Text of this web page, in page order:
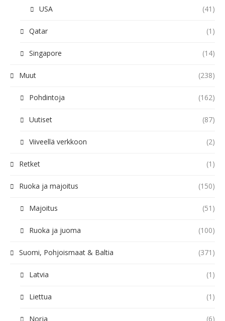
USA (41)
Qatar (1)
Singapore (14)
Muut (238)
Pohdintoja (162)
Uutiset (87)
Viiveellä verkkoon (2)
Retket (1)
Ruoka ja majoitus (150)
Majoitus (51)
Ruoka ja juoma (100)
Suomi, Pohjoismaat & Baltia (371)
Latvia (1)
Liettua (1)
Norja (6)